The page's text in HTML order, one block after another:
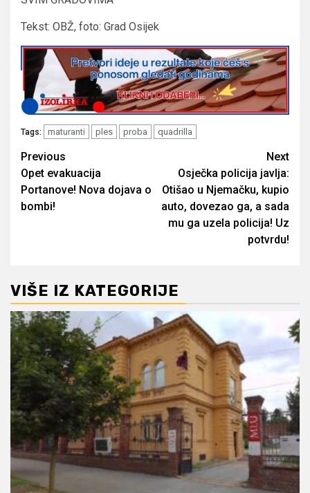
Tekst: OBŽ, foto: Grad Osijek
Tags: maturanti ples proba quadrilla
Post
navigation
Previous
Opet evakuacija
Portanove! Nova dojava o
bombi!
Next
Osječka policija javlja:
Otišao u Njemačku, kupio
auto, dovezao ga, a sada
mu ga uzela policija! Uz
potvrdu!
VIŠE IZ KATEGORIJE